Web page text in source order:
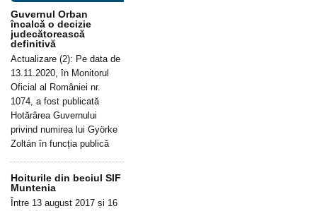
Guvernul Orban
încalcă o decizie
judecătorească
definitivă
Actualizare (2): Pe data de
13.11.2020, în Monitorul
Oficial al României nr.
1074, a fost publicată
Hotărârea Guvernului
privind numirea lui Györke
Zoltán în funcția publică
Hoiturile din beciul SIF
Muntenia
Între 13 august 2017 și 16